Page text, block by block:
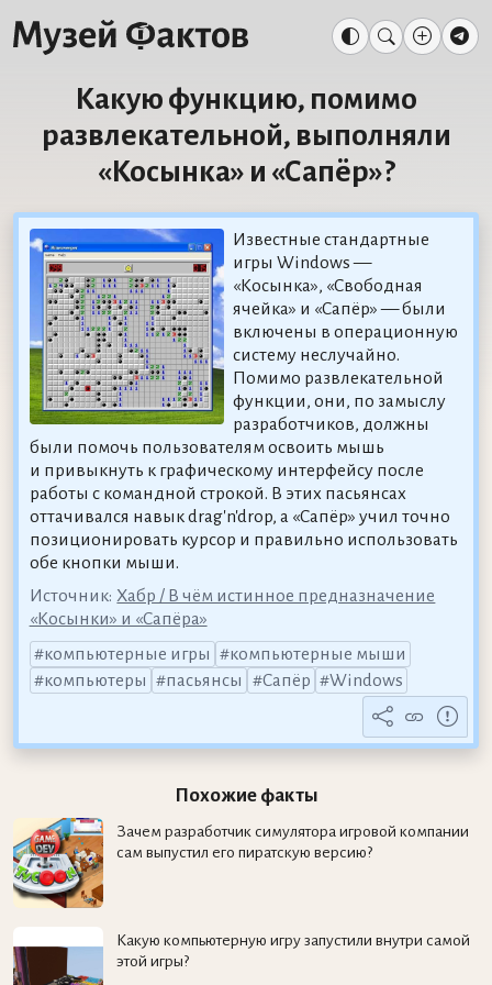
Какую функцию, помимо
развлекательной, выполняли
«Косынка» и «Сапёр»?
Известные стандартные
игры Windows —
«Косынка», «Свободная
ячейка» и «Сапёр» — были
включены в операционную
систему неслучайно.
Помимо развлекательной
функции, они, по замыслу
разработчиков, должны
были помочь пользователям освоить мышь
и привыкнуть к графическому интерфейсу после
работы с командной строкой. В этих пасьянсах
оттачивался навык drag'n'drop, а «Сапёр» учил точно
позиционировать курсор и правильно использовать
обе кнопки мыши.
Источник: Хабр / В чём истинное предназначение
«Косынки» и «Сапёра»
компьютерные игры
компьютерные мыши
компьютеры
пасьянсы Сапёр Windows
Похожие факты
Зачем разработчик симулятора игровой компании
сам выпустил его пиратскую версию?
Какую компьютерную игру запустили внутри самой
этой игры?